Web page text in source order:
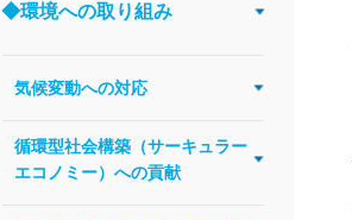
◆環境への取り組み
気候変動への対応
循環型社会構築（サーキュラー
エコノミー）への貢献